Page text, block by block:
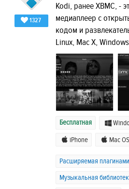
1327
Kodi, ранее XBMC, -
медиаплеер с
кодом и
Linux, Mac X,
Бесплатная
iPhone Mac OS
Расширяемая
Музыкальная